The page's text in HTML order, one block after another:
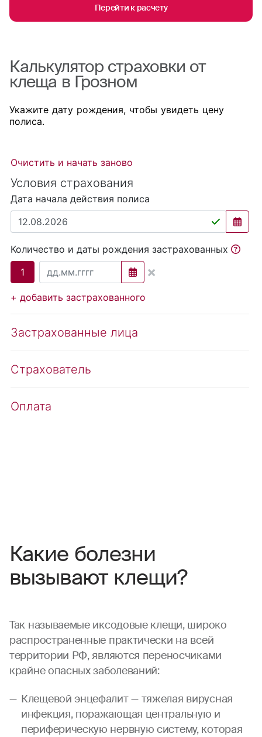
Перейти к расчету
Калькулятор страховки от
клеща в Грозном
Укажите дату рождения, чтобы увидеть цену
полиса.
Какие болезни
вызывают клещи?
Так называемые иксодовые клещи, широко
распространенные практически на всей
территории РФ, являются переносчиками
крайне опасных заболеваний:
Клещевой энцефалит — тяжелая вирусная
инфекция, поражающая центральную и
периферическую нервную систему, которая